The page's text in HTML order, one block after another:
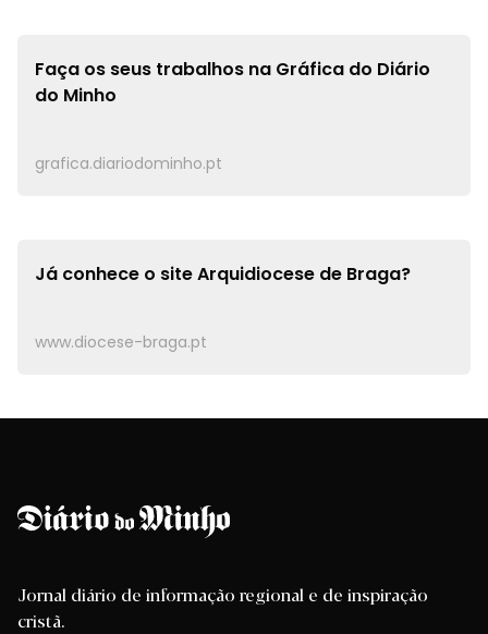
Faça os seus trabalhos na Gráfica do Diário
do Minho
grafica.diariodominho.pt
Já conhece o siteArquidiocese de Braga?
www.diocese-braga.pt
Jornal diário de informação regional e de inspiração
cristã.